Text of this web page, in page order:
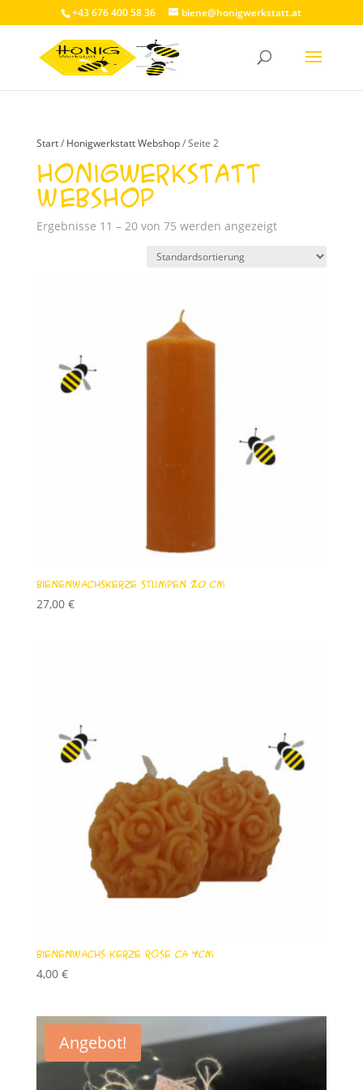
+43 676 400 58 36 biene@honigwerkstatt.at
Start/ Honigwerkstatt Webshop/ Seite 2
Honigwerkstatt
Webshop
Ergebnisse 11 – 20 von 75 werden angezeigt
Bienenwachskerze Stumpen 20 cm
27,00 €
Bienenwachs Kerze Rose ca 4cm
4,00 €
Angebot!